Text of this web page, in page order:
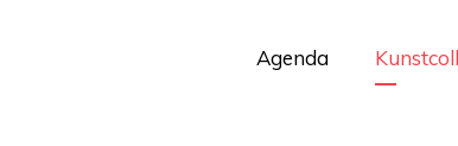
Agenda